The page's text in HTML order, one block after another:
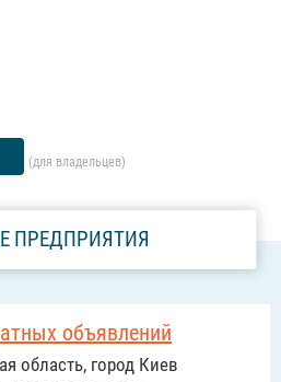
(для владельцев)
ПРЕДПРИЯТИЯ
объявлений
область, город Киев